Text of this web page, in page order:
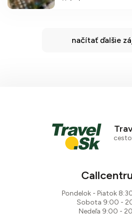
načítať ďalšie
Pondelok - Piatok
Sobota 9:00 -
Nedeľa 9:00 -